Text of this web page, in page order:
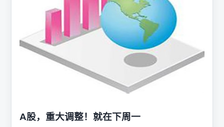
A股，重大调整！就在下周一